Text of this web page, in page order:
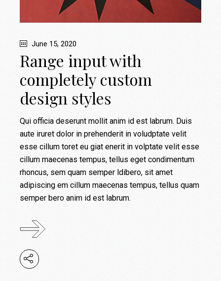
June 15, 2020
Range input with
completely custom
design styles
Qui officia deserunt mollit anim id est labrum. Duis
aute iruret dolor in prehenderit in voludptate velit
esse cillum toret eu giat enerit in volptate velit esse
cillum maecenas tempus, tellus eget condimentum
rhoncus, sem quam semper ldibero, sit amet
adipiscing em cillum maecenas tempus, tellus quam
semper bero anim id est labrum.